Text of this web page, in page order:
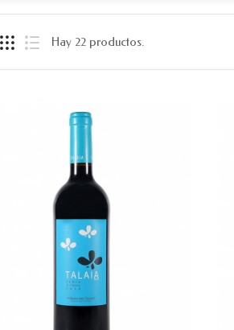
Hay 22 productos.